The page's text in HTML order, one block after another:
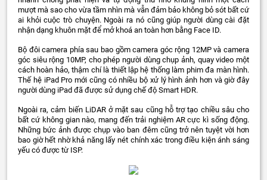
mượt mà sao cho vừa tầm nhìn mà vẫn đảm bảo không bỏ sót bất cứ
ai khỏi cuộc trò chuyện. Ngoài ra nó cũng giúp người dùng cài đặt
nhận dạng khuôn mặt để mở khoá an toàn hơn bằng Face ID.
Bộ đôi camera phía sau bao gồm camera góc rộng 12MP và camera
góc siêu rộng 10MP, cho phép người dùng chụp ảnh, quay video một
cách hoàn hảo, thậm chí là thiết lập hệ thống làm phim đa màn hình.
Thế hệ iPad Pro mới cũng có nhiều bộ xử lý hình ảnh hơn và giờ đây
người dùng iPad đã được sử dụng chế độ Smart HDR.
Ngoài ra, cảm biến LiDAR ở mặt sau cũng hỗ trợ tạo chiều sâu cho
bất cứ không gian nào, mang đến trải nghiệm AR cực kì sống động.
Những bức ảnh được chụp vào ban đêm cũng trở nên tuyệt vời hơn
bao giờ hết nhờ khả năng lấy nét chính xác trong điều kiện ánh sáng
yếu có được từ ISP.